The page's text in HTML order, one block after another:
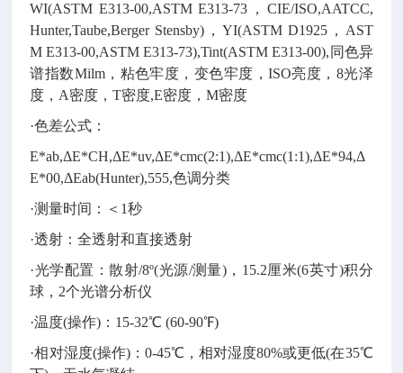
WI(ASTM E313-00,ASTM E313-73，CIE/ISO,AATCC,
Hunter,Taube,Berger Stensby)，YI(ASTM D1925，AST
M E313-00,ASTM E313-73),Tint(ASTM E313-00),同色异
谱指数Milm，粘色牢度，变色牢度，ISO亮度，8光泽
度，A密度，T密度,E密度，M密度
·色差公式：
E*ab,ΔE*CH,ΔE*uv,ΔE*cmc(2:1),ΔE*cmc(1:1),ΔE*94,Δ
E*00,ΔEab(Hunter),555,色调分类
·测量时间：＜1秒
·透射：全透射和直接透射
·光学配置：散射/8º(光源/测量)，15.2厘米(6英寸)积分
球，2个光谱分析仪
·温度(操作)：15-32℃ (60-90℉)
·相对湿度(操作)：0-45℃，相对湿度80%或更低(在35℃